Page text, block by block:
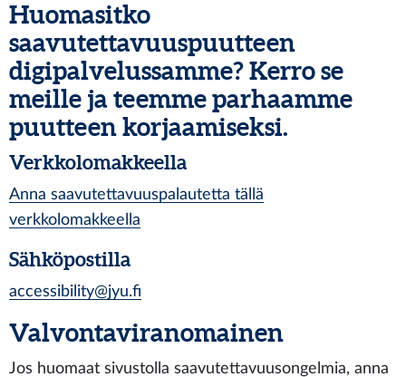
Huomasitko
saavutettavuuspuutteen
digipalvelussamme? Kerro se
meille ja teemme parhaamme
puutteen korjaamiseksi.
Verkkolomakkeella
Anna saavutettavuuspalautetta tällä
verkkolomakkeella
Sähköpostilla
accessibility@jyu.fi
Valvontaviranomainen
Jos huomaat sivustolla saavutettavuusongelmia, anna